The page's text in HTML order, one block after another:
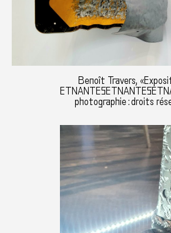
Benoît Travers,
photographie : droits